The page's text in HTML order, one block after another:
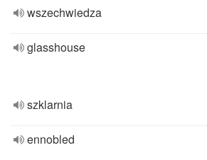
wszechwiedza
glasshouse
szklarnia
ennobled